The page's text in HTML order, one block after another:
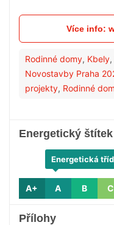
Více info:
Rodinné domy, Kbely,
Novostavby Praha
projekty, Rodinné
Energetický štítek
A+ A
Energetická
B C
Přílohy